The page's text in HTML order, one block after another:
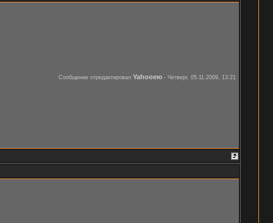
Сообщение отредактировал Yahooею- Четверг, 05.11.2009, 13:21